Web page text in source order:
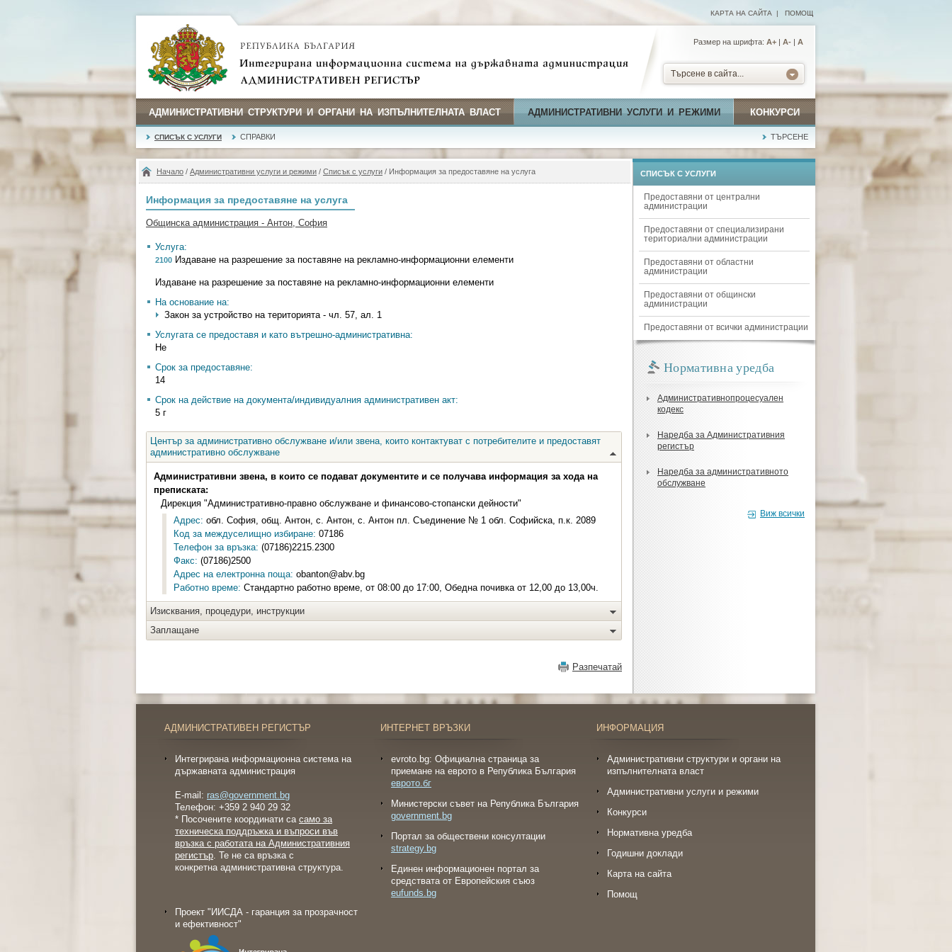
КАРТА НА САЙТА | ПОМОЩ
Размер на шрифта: А+ | A- | A
Търсене в сайта...
АДМИНИСТРАТИВНИ СТРУКТУРИ И ОРГАНИ НА ИЗПЪЛНИТЕЛНАТА ВЛАСТ АДМИНИСТРАТИВНИ УСЛУГИ И РЕЖИМИ КОНКУРСИ
СПИСЪК С УСЛУГИ СПРАВКИ ТЪРСЕНЕ
Начало / Административни услуги и режими / Списък с услуги / Информация за предоставяне на услуга
Информация за предоставяне на услуга
Общинска администрация - Антон, София
Услуга:
2100 Издаване на разрешение за поставяне на рекламно-информационни елементи
Издаване на разрешение за поставяне на рекламно-информационни елементи
На основание на:
Закон за устройство на територията - чл. 57, ал. 1
Услугата се предоставя и като вътрешно-административна:
Не
Срок за предоставяне:
14
Срок на действие на документа/индивидуалния административен акт:
5 г
Център за административно обслужване и/или звена, които контактуват с потребителите и предоставят
административно обслужване
Административни звена, в които се подават документите и се получава информация за хода на
преписката:
Дирекция "Административно-правно обслужване и финансово-стопански дейности"
Адрес: обл. София, общ. Антон, с. Антон, с. Антон пл. Съединение № 1 обл. Софийска, п.к. 2089
Код за междуселищно избиране: 07186
Телефон за връзка: (07186)2215.2300
Факс: (07186)2500
Адрес на електронна поща: obanton@abv.bg
Работно време: Стандартно работно време, от 08:00 до 17:00, Обедна почивка от 12,00 до 13,00ч.
Изисквания, процедури, инструкции
Заплащане
Разпечатай
СПИСЪК С УСЛУГИ
Предоставяни от централни
администрации
Предоставяни от специализирани
териториални администрации
Предоставяни от областни
администрации
Предоставяни от общински
администрации
Предоставяни от всички администрации
Нормативна уредба
Административнопроцесуален
кодекс
Наредба за Административния
регистър
Наредба за административното
обслужване
Виж всички
АДМИНИСТРАТИВЕН РЕГИСТЪР
Интегрирана информационна система на
държавната администрация
E-mail: ras@government.bg
Телефон: +359 2 940 29 32
* Посочените координати са само за
техническа поддръжка и въпроси във
връзка с работата на Административния
регистър. Те не са връзка с
конкретна административна структура.
Проект "ИИСДА - гаранция за прозрачност
и ефективност"
ИНТЕРНЕТ ВРЪЗКИ
evroto.bg: Официална страница за
приемане на еврото в Република България
еврото.бг
Министерски съвет на Република България
government.bg
Портал за обществени консултации
strategy.bg
Eдинен информационен портал за
средствата от Европейския съюз
eufunds.bg
ИНФОРМАЦИЯ
Административни структури и органи на
изпълнителната власт
Административни услуги и режими
Конкурси
Нормативна уредба
Годишни доклади
Карта на сайта
Помощ